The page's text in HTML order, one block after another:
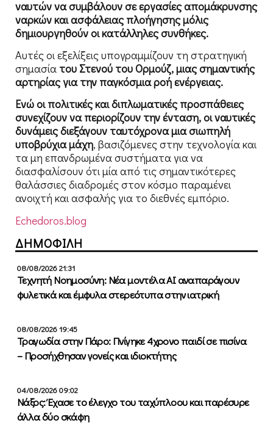
ναυτών να συμβάλουν σε εργασίες απομάκρυνσης
ναρκών και ασφάλειας πλοήγησης μόλις
δημιουργηθούν οι κατάλληλες συνθήκες.
Αυτές οι εξελίξεις υπογραμμίζουν τη στρατηγική
σημασία του Στενού του Ορμούζ, μιας σημαντικής
αρτηρίας για την παγκόσμια ροή ενέργειας.
Ενώ οι πολιτικές και διπλωματικές προσπάθειες
συνεχίζουν να περιορίζουν την ένταση, οι ναυτικές
δυνάμεις διεξάγουν ταυτόχρονα μια σιωπηλή
υποβρύχια μάχη, βασιζόμενες στην τεχνολογία και
τα μη επανδρωμένα συστήματα για να
διασφαλίσουν ότι μία από τις σημαντικότερες
θαλάσσιες διαδρομές στον κόσμο παραμένει
ανοιχτή και ασφαλής για το διεθνές εμπόριο.
Echedoros.blog
ΔΗΜΟΦΙΛΗ
08/08/2026 21:31
Τεχνητή Νοημοσύνη: Νέα μοντέλα ΑΙ αναπαράγουν
φυλετικά και έμφυλα στερεότυπα στην ιατρική
08/08/2026 19:45
Τραγωδία στην Πάρο: Πνίγηκε 4χρονο παιδί σε πισίνα
– Προσήχθησαν γονείς και ιδιοκτήτης
04/08/2026 09:02
Νάξος: Έχασε το έλεγχο του ταχύπλοου και παρέσυρε
άλλα δύο σκάφη